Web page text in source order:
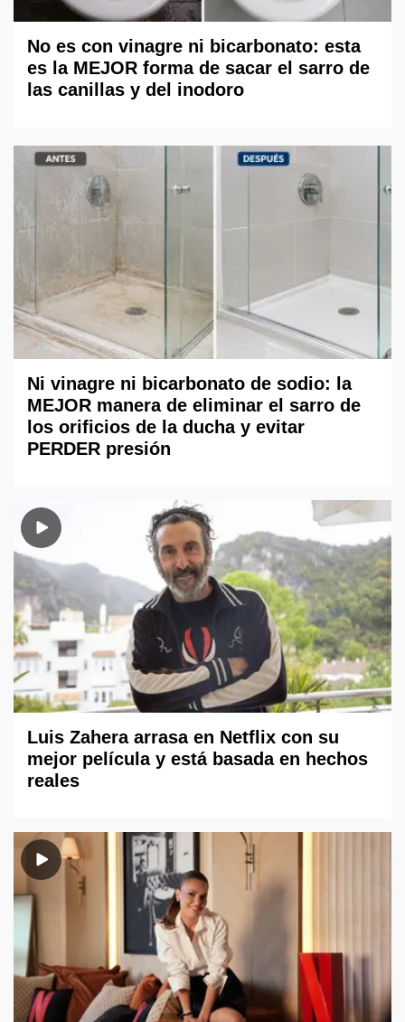
No es con vinagre ni bicarbonato: esta
es la MEJOR forma de sacar el sarro de
las canillas y del inodoro
Ni vinagre ni bicarbonato de sodio: la
MEJOR manera de eliminar el sarro de
los orificios de la ducha y evitar
PERDER presión
Luis Zahera arrasa en Netflix con su
mejor película y está basada en hechos
reales